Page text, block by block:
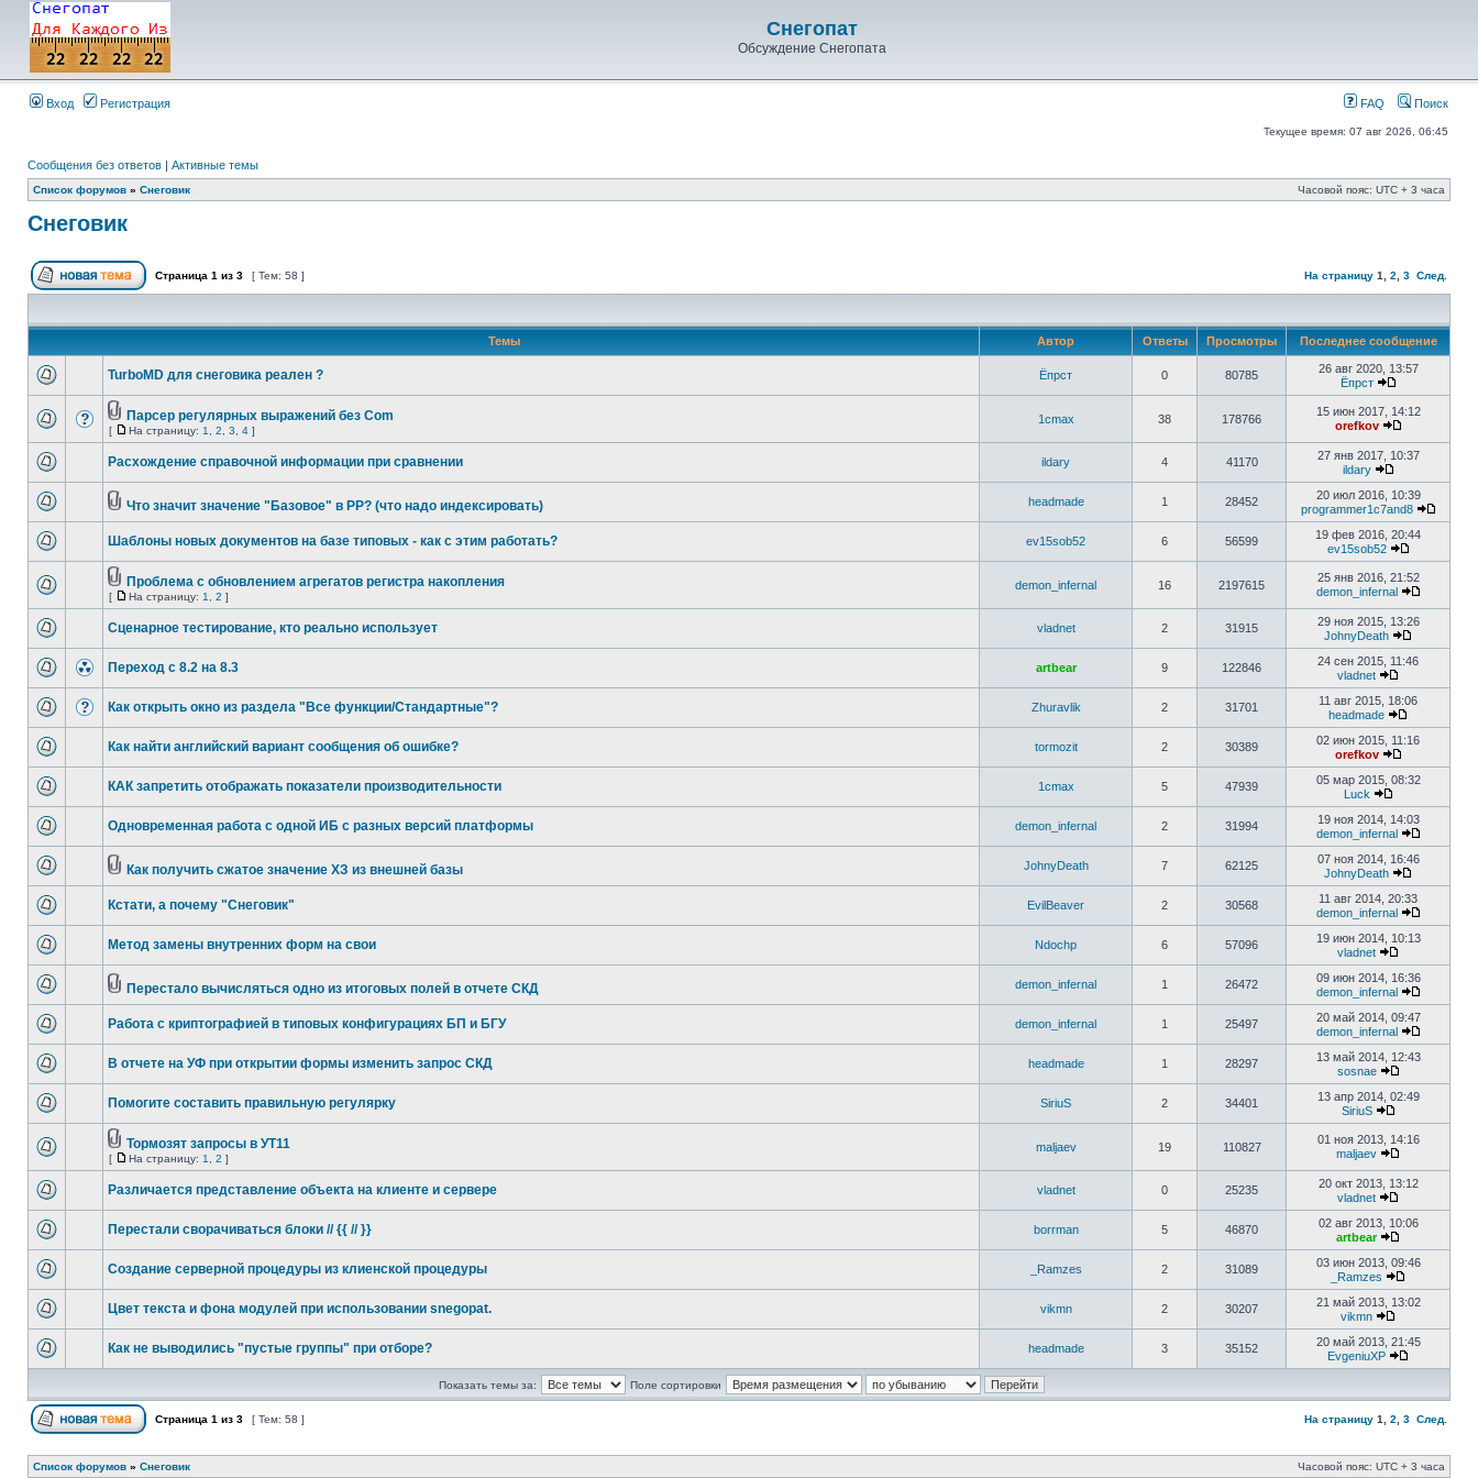
Снегопат
Обсуждение Снегопата
Вход Регистрация FAQ Поиск
Текущее время: 07 авг 2026, 06:45
Сообщения без ответов | Активные темы
Список форумов » Снеговик Часовой пояс: UTC + 3 часа
Снеговик
Страница 1 из 3 [ Тем: 58 ] На страницу 1 2 3 След.
Темы Автор Ответы Просмотры Последнее сообщение
TurboMD для снеговика реален ? Ёпрст 0 80785
26 авг 2020, 13:57
Ёпрст
Парсер регулярных выражений без Com
[ На страницу: 1 2 3 4 ]
1cmax 38 178766
15 июн 2017, 14:12
orefkov
Расхождение справочной информации при сравнении ildary 4 41170
27 янв 2017, 10:37
ildary
Что значит значение "Базовое" в РР? (что надо индексировать) headmade 1 28452
20 июл 2016, 10:39
programmer1c7and8
Шаблоны новых документов на базе типовых - как с этим работать? ev15sob52 6 56599
19 фев 2016, 20:44
ev15sob52
Проблема с обновлением агрегатов регистра накопления
[ На страницу: 1 2 ]
demon_infernal 16 2197615
25 янв 2016, 21:52
demon_infernal
Сценарное тестирование, кто реально использует vladnet 2 31915
29 ноя 2015, 13:26
JohnyDeath
Переход с 8.2 на 8.3 artbear 9 122846
24 сен 2015, 11:46
vladnet
Как открыть окно из раздела "Все функции/Стандартные"? Zhuravlik 2 31701
11 авг 2015, 18:06
headmade
Как найти английский вариант сообщения об ошибке? tormozit 2 30389
02 июн 2015, 11:16
orefkov
КАК запретить отображать показатели производительности 1cmax 5 47939
05 мар 2015, 08:32
Luck
Одновременная работа с одной ИБ с разных версий платформы demon_infernal 2 31994
19 ноя 2014, 14:03
demon_infernal
Как получить сжатое значение ХЗ из внешней базы JohnyDeath 7 62125
07 ноя 2014, 16:46
JohnyDeath
Кстати, а почему "Снеговик" EvilBeaver 2 30568
11 авг 2014, 20:33
demon_infernal
Метод замены внутренних форм на свои Ndochp 6 57096
19 июн 2014, 10:13
vladnet
Перестало вычисляться одно из итоговых полей в отчете СКД demon_infernal 1 26472
09 июн 2014, 16:36
demon_infernal
Работа с криптографией в типовых конфигурациях БП и БГУ demon_infernal 1 25497
20 май 2014, 09:47
demon_infernal
В отчете на УФ при открытии формы изменить запрос СКД headmade 1 28297
13 май 2014, 12:43
sosnae
Помогите составить правильную регулярку SiriuS 2 34401
13 апр 2014, 02:49
SiriuS
Тормозят запросы в УТ11
[ На страницу: 1 2 ]
maljaev 19 110827
01 ноя 2013, 14:16
maljaev
Различается представление объекта на клиенте и сервере vladnet 0 25235
20 окт 2013, 13:12
vladnet
Перестали сворачиваться блоки // {{ // }} borrman 5 46870
02 авг 2013, 10:06
artbear
Создание серверной процедуры из клиенской процедуры _Ramzes 2 31089
03 июн 2013, 09:46
_Ramzes
Цвет текста и фона модулей при использовании snegopat. vikmn 2 30207
21 май 2013, 13:02
vikmn
Как не выводились "пустые группы" при отборе? headmade 3 35152
20 май 2013, 21:45
EvgeniuXP
Показать темы за: Поле сортировки
Страница 1 из 3 [ Тем: 58 ] На страницу 1 2 3 След.
Список форумов » Снеговик Часовой пояс: UTC + 3 часа